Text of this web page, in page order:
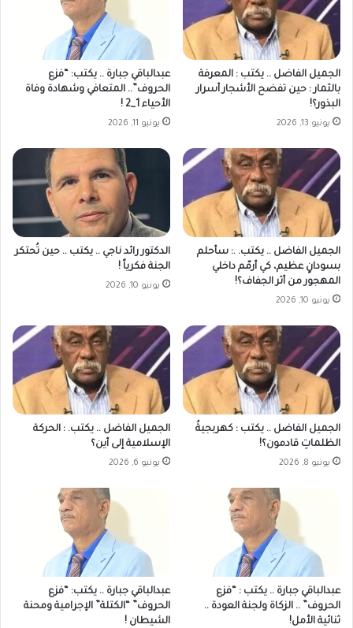
الجميل الفاضل .. يكتب : المعرفة
بالثمار : حين تفضح الأشجار أسرار
البذور؟!
يونيو 13, 2026
عبدالباقي جبارة .. يكتب: “فزع
الحروف”.. المتعافي وشهادة وفاة
الأحياء 1_2 !
يونيو 11, 2026
الجميل الفاضل .. يكتب. .: سأحلم
بسودانٍ عظيم، كي أرمّم داخلي
المهجور من أثر الجفاف؟!
يونيو 10, 2026
الدكتور رائد ناجي‎ .. يكتب .. حين تُحتكر
الجنة فكرياً !
يونيو 10, 2026
الجميل الفاضل .. يكتب : كهربجيةُ
الظلماتِ قادمون؟!
يونيو 8, 2026
الجميل الفاضل .. يكتب. : الحركة
الإسلامية إلى أين؟
يونيو 6, 2026
عبدالباقي جبارة .. يكتب : “فزع
الحروف” .. الزكاة ولجنة العودة ..
ثنائية الأمل!
عبدالباقي جبارة .. يكتب: “فزع
الحروف” “الكتلة” الإجرامية ومحنة
الشيطان !